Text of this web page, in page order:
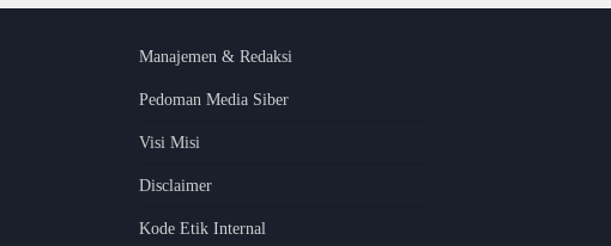
Manajemen & Redaksi
Pedoman Media Siber
Visi Misi
Disclaimer
Kode Etik Internal